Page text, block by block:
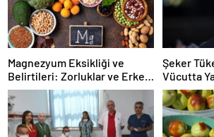
Magnezyum Eksikliği ve
Belirtileri: Zorluklar ve Erken
Uyarılar
Şeker
Vücutta